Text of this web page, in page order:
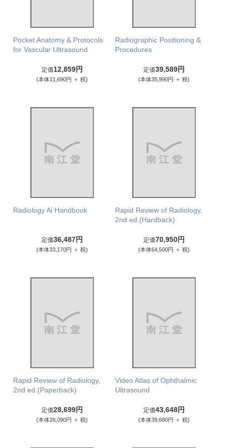
Pocket Anatomy & Protocols
for Vascular Ultrasound
定価12,859円
(本体11,690円 ＋ 税)
Radiographic Positioning &
Procedures
定価39,589円
(本体35,990円 ＋ 税)
Radiology Ai Handbook
定価36,487円
(本体33,170円 ＋ 税)
Rapid Review of Radiology,
2nd ed.(Hardback)
定価70,950円
(本体64,500円 ＋ 税)
Rapid Review of Radiology,
2nd ed.(Paperback)
定価28,699円
(本体26,090円 ＋ 税)
Video Atlas of Ophthalmic
Ultrasound
定価43,648円
(本体39,680円 ＋ 税)